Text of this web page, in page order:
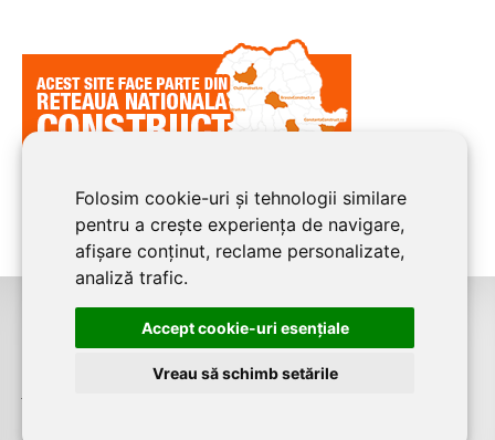
Folosim cookie-uri și tehnologii similare
pentru a crește experiența de navigare,
afișare conținut, reclame personalizate,
analiză trafic.
Accept cookie-uri esenţiale
Vreau să schimb setările
CLUJ CONSTRUCTeste un serviciu de promovare online pentru